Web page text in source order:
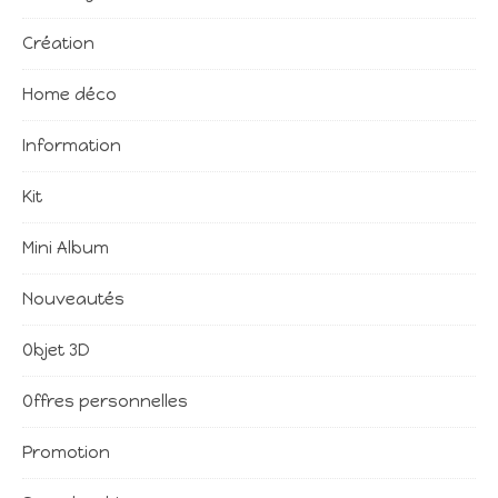
Création
Home déco
Information
Kit
Mini Album
Nouveautés
Objet 3D
Offres personnelles
Promotion